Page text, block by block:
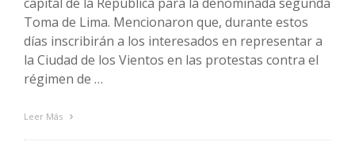
capital de la República para la denominada segunda
Toma de Lima. Mencionaron que, durante estos
días inscribirán a los interesados en representar a
la Ciudad de los Vientos en las protestas contra el
régimen de …
Leer Más